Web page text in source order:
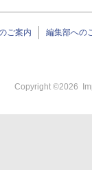
ご案内 編集部への
Copyright ©2026